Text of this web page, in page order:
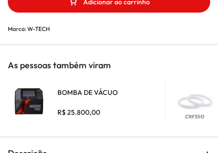
Adicionar ao carrinho
Marca:W-TECH
As pessoas também viram
BOMBA DE VÁCUO
R$25.800,00